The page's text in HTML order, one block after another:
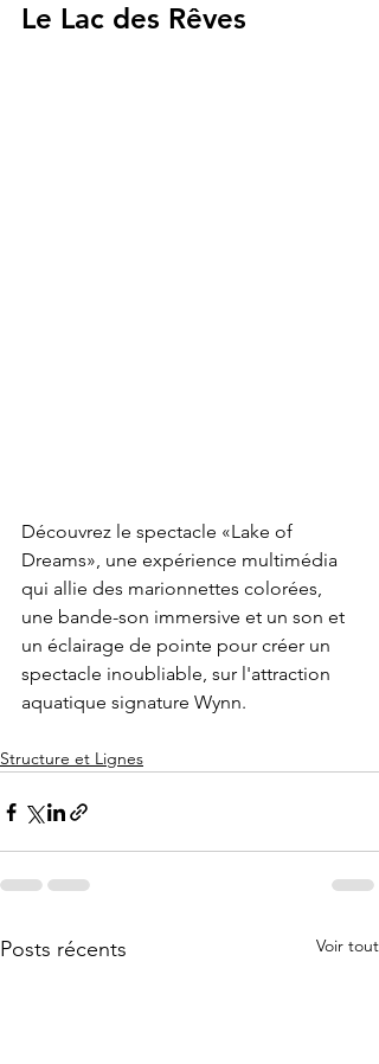
Le Lac des Rêves
Découvrez le spectacle «Lake of
Dreams», une expérience multimédia
qui allie des marionnettes colorées,
une bande-son immersive et un son et
un éclairage de pointe pour créer un
spectacle inoubliable, sur l'attraction
aquatique signature Wynn.
Structure et Lignes
Posts récents Voir tout